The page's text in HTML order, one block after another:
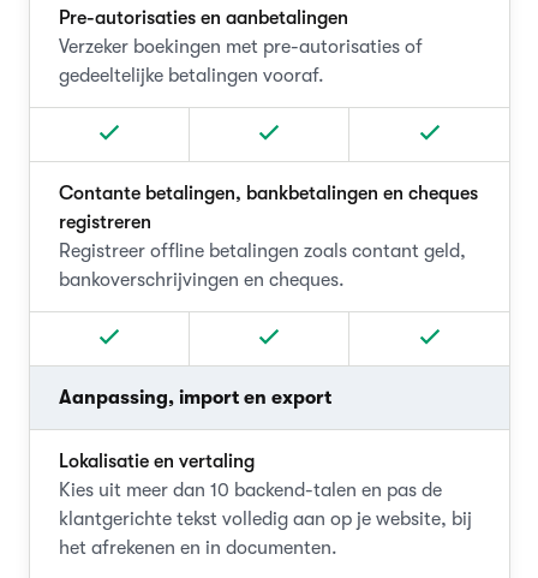
Pre-autorisaties en aanbetalingen
Verzeker boekingen met pre-autorisaties of
gedeeltelijke betalingen vooraf.
Contante betalingen, bankbetalingen en cheques
registreren
Registreer offline betalingen zoals contant geld,
bankoverschrijvingen en cheques.
Aanpassing, import en export
Lokalisatie en vertaling
Kies uit meer dan 10 backend-talen en pas de
klantgerichte tekst volledig aan op je website, bij
het afrekenen en in documenten.